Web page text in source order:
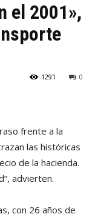
el 2001»,
0
1291
frente a la
las históricas
de la hacienda.
advierten.
con 26 años de